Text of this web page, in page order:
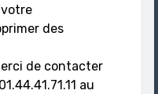
des
de contacter
au